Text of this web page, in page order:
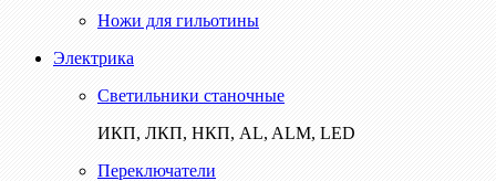
Ножи для гильотины
Электрика
Светильники станочные
ИКП, ЛКП, НКП, AL, ALM, LED
Переключатели